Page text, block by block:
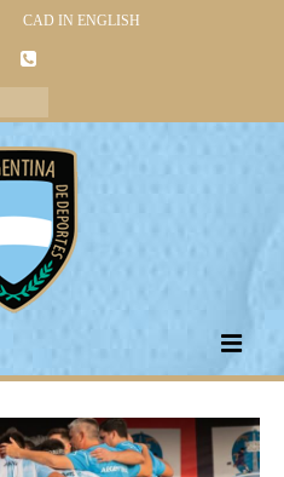
CAD IN ENGLISH